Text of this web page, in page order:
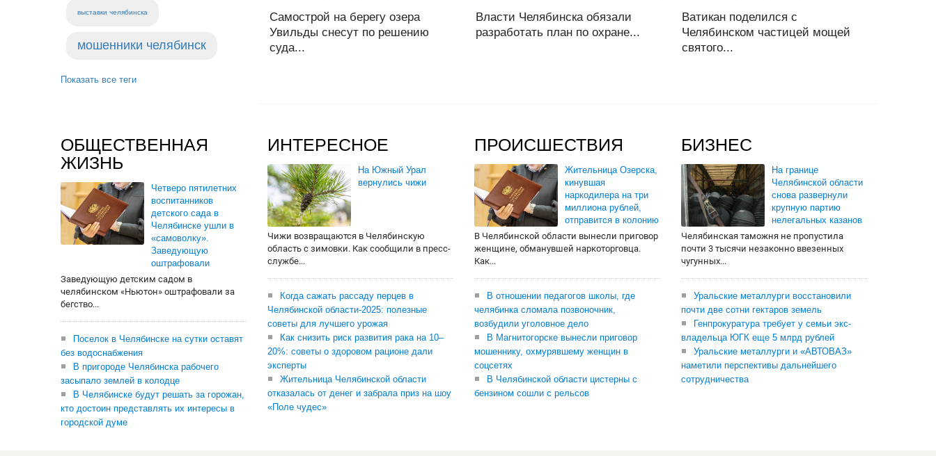
выставки челябинска
мошенники челябинск
Показать все теги
Самострой на берегу озера
Увильды снесут по решению
суда...
Власти Челябинска обязали
разработать план по охране...
Ватикан поделился с
Челябинском частицей мощей
святого...
ОБЩЕСТВЕННАЯ
ЖИЗНЬ
Четверо пятилетних
воспитанников
детского сада в
Челябинске ушли в
«самоволку».
Заведующую
оштрафовали
Заведующую детским садом в
челябинском «Ньютон» оштрафовали за
бегство...
Поселок в Челябинске на сутки оставят
без водоснабжения
В пригороде Челябинска рабочего
засыпало землей в колодце
В Челябинске будут решать за горожан,
кто достоин представлять их интересы в
городской думе
ИНТЕРЕСНОЕ
На Южный Урал
вернулись чижи
Чижи возвращаются в Челябинскую
область с зимовки. Как сообщили в пресс-
службе...
Когда сажать рассаду перцев в
Челябинской области-2025: полезные
советы для лучшего урожая
Как снизить риск развития рака на 10–
20%: советы о здоровом рационе дали
эксперты
Жительница Челябинской области
отказалась от денег и забрала приз на шоу
«Поле чудес»
ПРОИСШЕСТВИЯ
Жительница Озерска,
кинувшая
наркодилера на три
миллиона рублей,
отправится в колонию
В Челябинской области вынесли приговор
женщине, обманувшей наркоторговца.
Как...
В отношении педагогов школы, где
челябинка сломала позвоночник,
возбудили уголовное дело
В Магнитогорске вынесли приговор
мошеннику, охмурявшему женщин в
соцсетях
В Челябинской области цистерны с
бензином сошли с рельсов
БИЗНЕС
На границе
Челябинской области
снова развернули
крупную партию
нелегальных казанов
Челябинская таможня не пропустила
почти 3 тысячи незаконно ввезенных
чугунных...
Уральские металлурги восстановили
почти две сотни гектаров земель
Генпрокуратура требует у семьи экс-
владельца ЮГК еще 5 млрд рублей
Уральские металлурги и «АВТОВАЗ»
наметили перспективы дальнейшего
сотрудничества